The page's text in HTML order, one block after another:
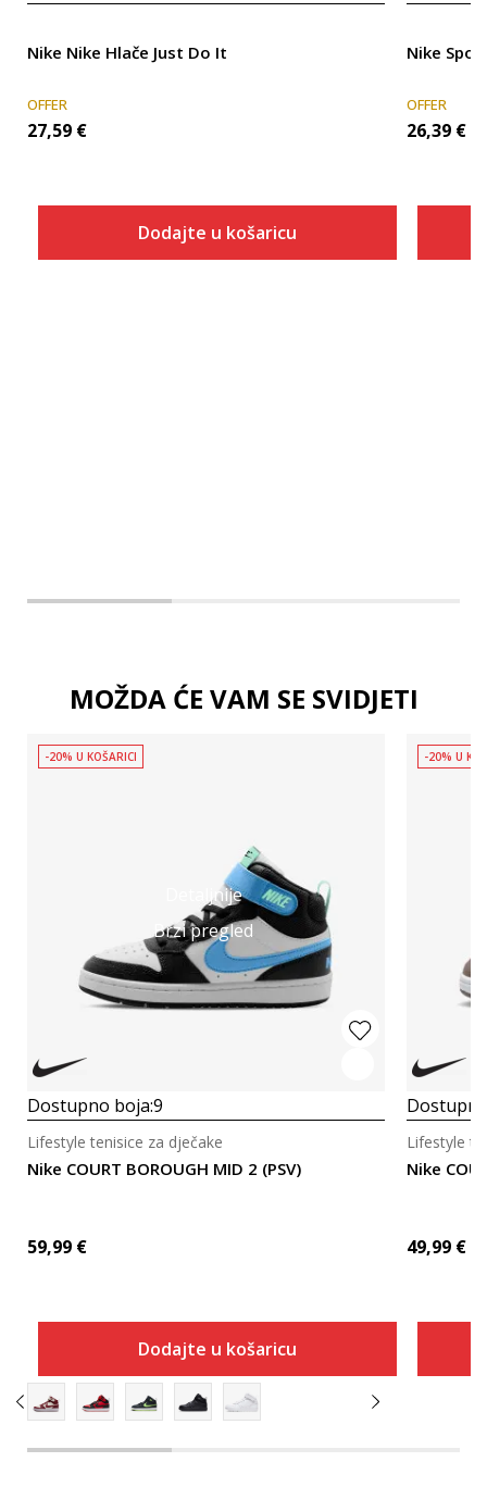
Nike Nike Hlače Just Do It
OFFER
27,59 €
Dodajte u košaricu
Nike
OFFER
26,39 €
MOŽDA ĆE VAM SE SVIDJETI
Detaljnije
Brzi pregled
-20% U KOŠARICI
Dostupno boja:9
Nike COURT BOROUGH MID 2 (PSV)
Lifestyle tenisice za dječake
59,99 €
Dodajte u košaricu
-20% U
Nike
Lifestyle
49,99 €